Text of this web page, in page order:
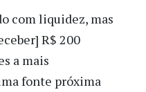
com liquidez, mas
R$ 200
a mais
fonte próxima